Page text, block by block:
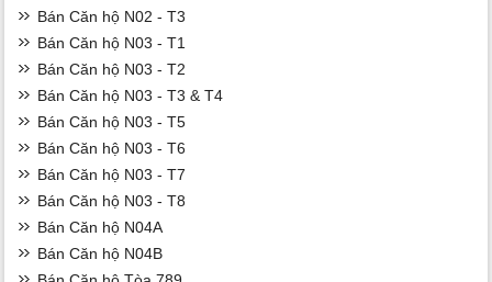
Bán Căn hộ N02 - T3
Bán Căn hộ N03 - T1
Bán Căn hộ N03 - T2
Bán Căn hộ N03 - T3 & T4
Bán Căn hộ N03 - T5
Bán Căn hộ N03 - T6
Bán Căn hộ N03 - T7
Bán Căn hộ N03 - T8
Bán Căn hộ N04A
Bán Căn hộ N04B